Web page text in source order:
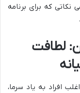
نکاتی که برای برنامه
لطافت
افراد به یاد سرما،